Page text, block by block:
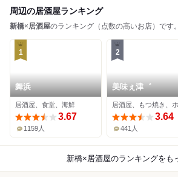
周辺の居酒屋ランキング
新橋×居酒屋のランキング（点数の高いお店）です。
1
舞浜
居酒屋、食堂、海鮮
3.67
1159人
2
美味ぇ津゛
3.64
441人
新橋×居酒屋のランキングをも